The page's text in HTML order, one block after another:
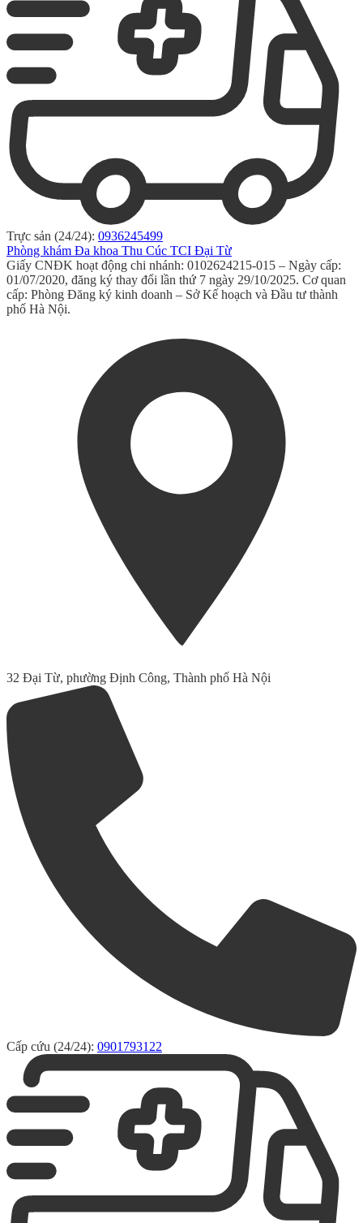
Trực sản (24/24): 0936245499
Phòng khám Đa khoa Thu Cúc TCI Đại Từ
Giấy CNĐK hoạt động chi nhánh: 0102624215-015 – Ngày cấp:
01/07/2020, đăng ký thay đổi lần thứ 7 ngày 29/10/2025. Cơ quan
cấp: Phòng Đăng ký kinh doanh – Sở Kế hoạch và Đầu tư thành
phố Hà Nội.
32 Đại Từ, phường Định Công, Thành phố Hà Nội
Cấp cứu (24/24): 0901793122